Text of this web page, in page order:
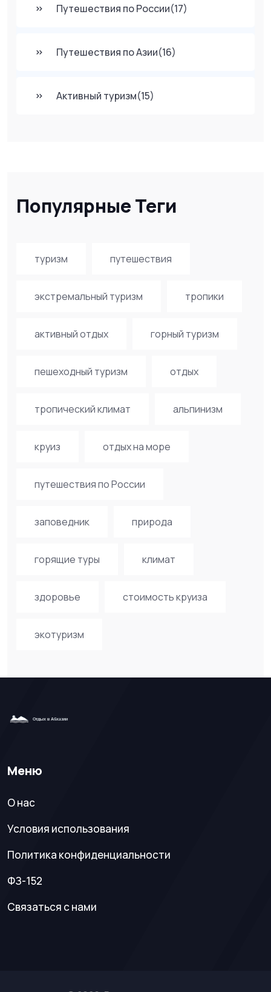
Путешествия по России(17)
Путешествия по Азии(16)
Активный туризм(15)
Популярные Теги
туризм путешествия
экстремальный туризм тропики
активный отдых горный туризм
пешеходный туризм отдых
тропический климат альпинизм
круиз отдых на море
путешествия по России
заповедник природа
горящие туры климат
здоровье стоимость круиза
экотуризм
Меню
О нас
Условия использования
Политика конфиденциальности
ФЗ-152
Связаться с нами